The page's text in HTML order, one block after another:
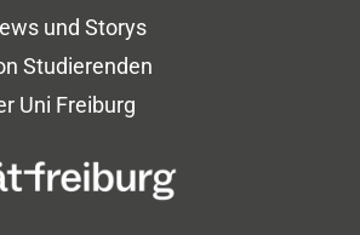
und Storys
Studierenden
Uni Freiburg